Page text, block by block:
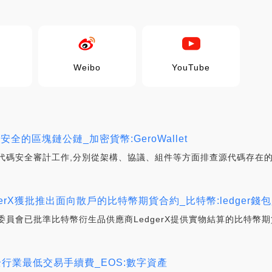
Weibo YouTube
全的區塊鏈公鏈_加密貨幣:GeroWallet
安全審計工作,分別從架構、協議、組件等方面排查源代碼存在
獲批推出面向散戶的比特幣期貨合約_比特幣:ledger錢
員會已批準比特幣衍生品供應商LedgerX提供實物結算的比特幣
業最低交易手續費_EOS:數字資產